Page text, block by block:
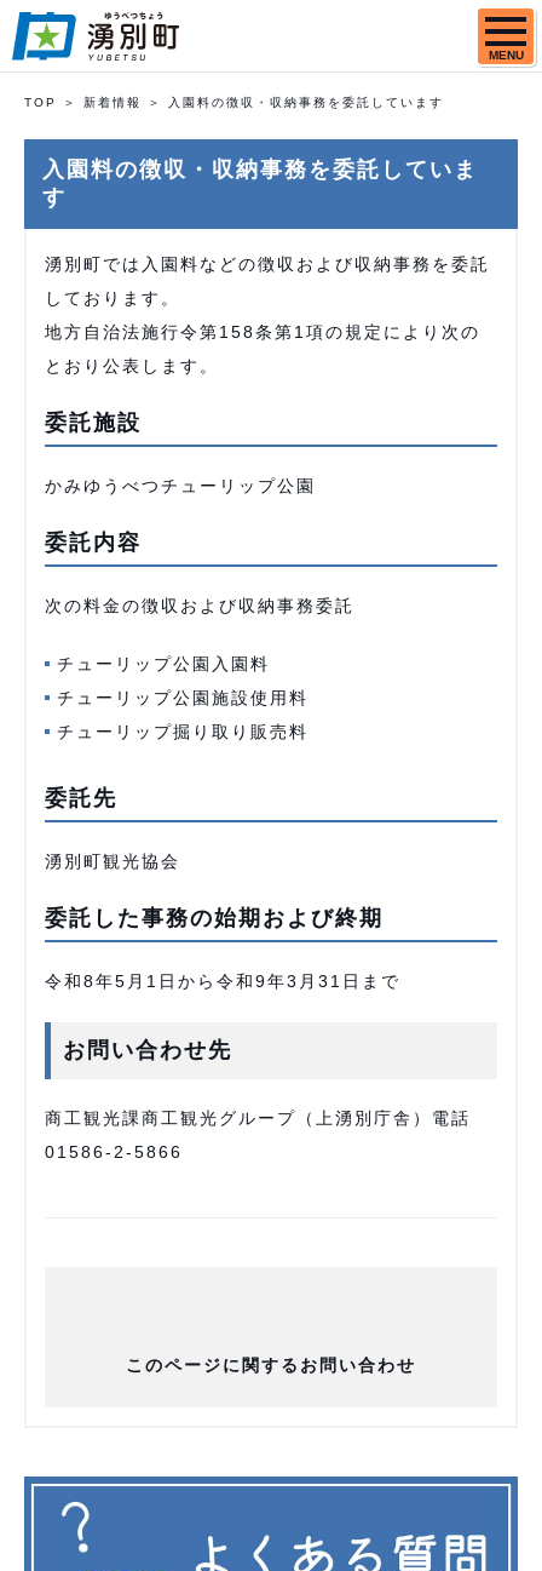
MENU
TOP 新着情報 入園料の徴収・収納事務を委託しています
入園料の徴収・収納事務を委託していま
す
湧別町では入園料などの徴収および収納事務を委託
しております。
地方自治法施行令第158条第1項の規定により次の
とおり公表します。
委託施設
かみゆうべつチューリップ公園
委託内容
次の料金の徴収および収納事務委託
チューリップ公園入園料
チューリップ公園施設使用料
チューリップ掘り取り販売料
委託先
湧別町観光協会
委託した事務の始期および終期
令和8年5月1日から令和9年3月31日まで
お問い合わせ先
商工観光課商工観光グループ（上湧別庁舎）電話
01586-2-5866
このページに関するお問い合わせ